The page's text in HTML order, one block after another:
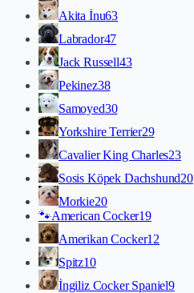
Akita İnu63
Labrador47
Jack Russell43
Pekinez38
Samoyed30
Yorkshire Terrier29
Cavalier King Charles23
Sosis Köpek Dachshund20
Morkie20
🐾American Cocker19
Amerikan Cocker12
Spitz10
İngiliz Cocker Spaniel9